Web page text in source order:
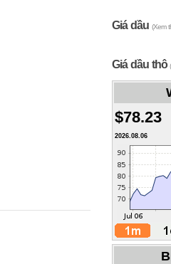
Giá dầu (Xem
Giá dầu thô
$78.23
2026.08.06